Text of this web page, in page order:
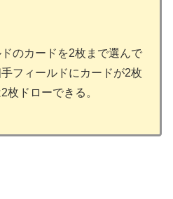
ドのカードを2枚まで選んで
フィールドにカードが2枚
枚ドローできる。